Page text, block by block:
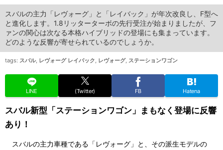
スバルの主力「レヴォーグ」と「レイバック」が年次改良し、F型へ
と進化します。1.8リッターターボの先行受注が始まりましたが、フ
ァンの関心は次なる本格ハイブリッドの登場にも集まっています。
どのような反響が寄せられているのでしょうか。
tags: スバル, レヴォーグ レイバック, レヴォーグ, ステーションワゴン
LINE (Twitter) FB Hatena
スバル新型「ステーションワゴン」まもなく登場に反響
あり！
スバルの主力車種である「レヴォーグ」と、その派生モデルの